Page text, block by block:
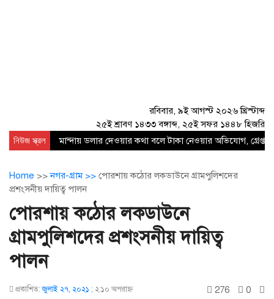
রবিবার, ৯ই আগস্ট ২০২৬ খ্রিস্টাব্দ
২৫ই শ্রাবণ ১৪৩৩ বঙ্গাব্দ, ২৫ই সফর ১৪৪৮ হিজরি
নিউজ স্ক্রল মান্দায় ডলার দেওয়ার কথা বলে টাকা নেওয়ার অভিযোগ,
Home >>নগর-গ্রাম >> পোরশায় কঠোর লকডাউনে গ্রামপুলিশদের
প্রশংসনীয় দায়িত্ব পালন
পোরশায় কঠোর লকডাউনে
গ্রামপুলিশদের প্রশংসনীয় দায়িত্ব
পালন
প্রকাশিত:জুলাই ২৭, ২০২১ ; ২:১০ অপরাহ্ণ 276 0